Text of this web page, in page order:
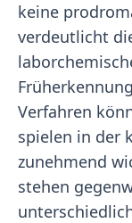
keine
verdeutlicht
Verfahren
spielen in der
zunehmend
stehen